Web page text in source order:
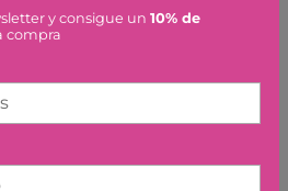
MAGNA-TILES HAMSTER
y consigue un 10% de
compra